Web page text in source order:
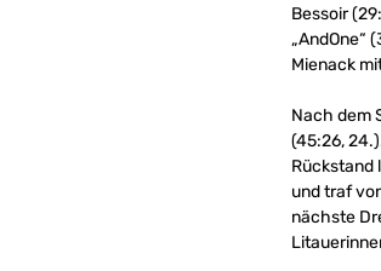
Bessoir
„AndOne“
Mienack
Nach dem
(45:26,
Rückstand
und traf
nächste